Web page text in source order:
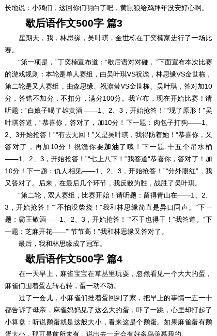
长地说：小鸡们，这回你们明白了吧，黄鼠狼给鸡拜年没安好心啊。
歇后语作文500字 篇3
星期天，我，林思缘，吴叶琪，金世栋在丁奕楠家进行了一场比
赛。
“第一项是，”丁奕楠宣布道：“歇后语对对碰，”下面宣布本次比赛
的游戏规则：本轮是单人赛组，由吴叶琪VS祝澹，林思缘VS金世栋，
第二轮是又人赛组，由森思缘、祝澹莹VS金世栋、吴叶琪，答对加10
分，答错不加分，不扣分，满分100分。我宣布，现在开始比赛！请
听题：“白娘子喝了雄黄酒 ――1、2、3，开始抢答！”“现了原形！”吴
叶琪答道，“恭喜你，答对了，加10分！下一题：肉包子打狗――1、
2、3开始抢答！”“有去无回！”又是吴叶琪，我得防着她！“恭喜你，又
答对了，再加10分！祝澹你要加油了哦！下一题:十五个吊水桶
――1、2、3，开始抢答！”“七上八下！”我答道“恭喜你，答对了！加
10分！下一题：仇人相见――1、2、3，开始抢答！”“分外眼红”，我
又答对了。后来，在最后几个环节，我反败为胜，战胜了吴叶琪。
“第二轮，双人赛组，比赛开始！请听题：留得青山在――1、2、
3，开始抢答！”“不怕没柴烧！”我和林思缘简直是异口同声。“下一
题：霸王敬酒――1、2、3，开始抢答！”“不干也得干！”我答道。“下
一题：芝麻开花――”“节节高！”我和林思缘又答对了。
最后，我和林思缘成了冠军。
歇后语作文500字 篇4
在一天早上，麻雀宝宝在草丛里玩耍，忽然看见一个大大的蛋，
麻雀们围着蛋左转右转，蛋一动不动。
过了一会儿，小麻雀们推着蛋回到了家，把早上的事情一五一十
都告诉了母亲，麻雀妈妈见了这么大的蛋，吓了一跳，心里却打起了
小算盘：听说鹅蛋就是这般大小，看来这是个鹅蛋。如果麻雀蛋有鹅
蛋大小，那可是前所未有，说出去一定会有好多鸟羡慕我的。